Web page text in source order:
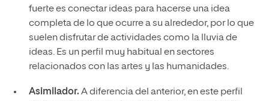
fuerte es conectar ideas para hacerse una idea
completa de lo que ocurre a su alrededor, por lo que
suelen disfrutar de actividades como la lluvia de
ideas. Es un perfil muy habitual en sectores
relacionados con las artes y las humanidades.
Asimilador. A diferencia del anterior, en este perfil